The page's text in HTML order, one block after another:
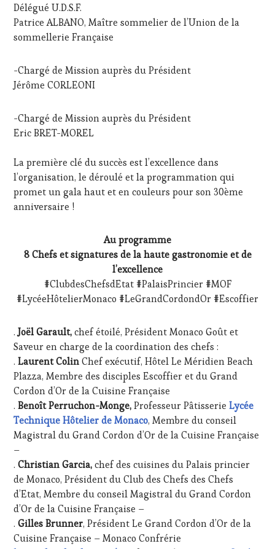
Délégué U.D.S.F.
Patrice ALBANO, Maître sommelier de l’Union de la
sommellerie Française
-Chargé de Mission auprès du Président
Jérôme CORLEONI
-Chargé de Mission auprès du Président
Eric BRET-MOREL
La première clé du succès est l’excellence dans
l’organisation, le déroulé et la programmation qui
promet un gala haut et en couleurs pour son 30ème
anniversaire !
Au programme
8 Chefs et signatures de la haute gastronomie et de
l’excellence
#ClubdesChefsdEtat #PalaisPrincier #MOF
#LycéeHôtelierMonaco #LeGrandCordondOr #Escoffier
.Joël Garault,chef étoilé, Président Monaco Goût et
Saveur en charge de la coordination des chefs :
.Laurent ColinChef exécutif, Hôtel Le Méridien Beach
Plazza, Membre des disciples Escoffier et du Grand
Cordon d’Or de la Cuisine Française
.Benoît Perruchon-Monge,Professeur PâtisserieLycée
Technique Hôtelier de Monaco, Membre du conseil
Magistral du Grand Cordon d’Or de la Cuisine Française
–
.Christian Garcia,chef des cuisines du Palais princier
de Monaco, Président du Club des Chefs des Chefs
d’Etat, Membre du conseil Magistral du Grand Cordon
d’Or de la Cuisine Française –
.Gilles Brunner, Président Le Grand Cordon d’Or de la
Cuisine Française – Monaco Confrérie